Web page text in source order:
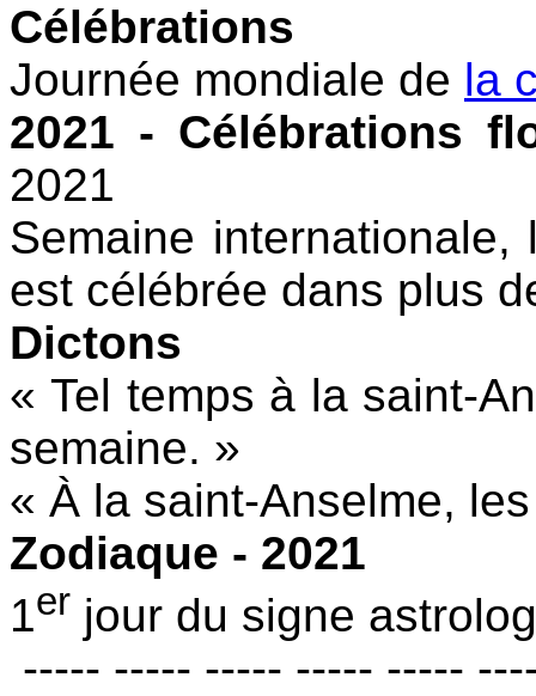
Célébrations
Journée mondiale de la
2021 - Célébrations
2021
Semaine internationale,
est célébrée dans plus
Dictons
« Tel temps à la saint-
semaine. »
« À la saint-Anselme,
Zodiaque - 2021
1er jour du signe
----- ----- ----- ----- -----